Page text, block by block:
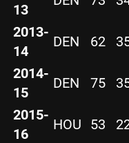
13
2013-
14
DEN 62
2014-
15
DEN 75
2015-
16
HOU 53